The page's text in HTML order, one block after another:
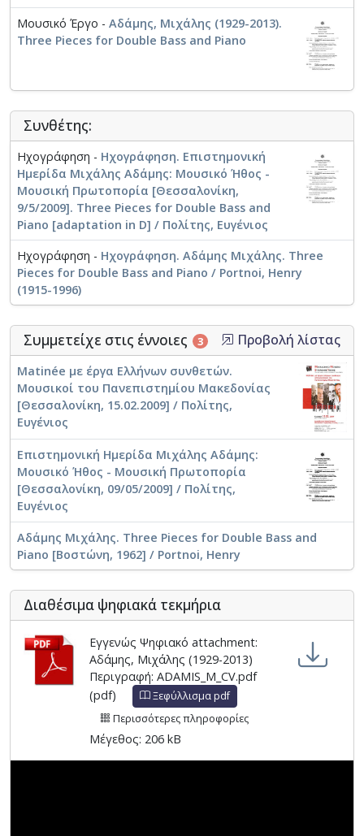
Μουσικό Έργο - Αδάμης, Μιχάλης (1929-2013).
Three Pieces for Double Bass and Piano
Συνθέτης:
Ηχογράφηση - Ηχογράφηση. Επιστημονική
Ημερίδα Μιχάλης Αδάμης: Μουσικό Ήθος -
Μουσική Πρωτοπορία [Θεσσαλονίκη,
9/5/2009]. Three Pieces for Double Bass and
Piano [adaptation in D] / Πολίτης, Ευγένιος
Ηχογράφηση - Ηχογράφηση. Αδάμης Μιχάλης. Three
Pieces for Double Bass and Piano / Portnoi, Henry
(1915-1996)
Συμμετείχε στις έννοιες 3 Προβολή λίστας
Matinée με έργα Ελλήνων συνθετών.
Μουσικοί του Πανεπιστημίου Μακεδονίας
[Θεσσαλονίκη, 15.02.2009] / Πολίτης,
Ευγένιος
Επιστημονική Ημερίδα Μιχάλης Αδάμης:
Μουσικό Ήθος - Μουσική Πρωτοπορία
[Θεσσαλονίκη, 09/05/2009] / Πολίτης,
Ευγένιος
Αδάμης Μιχάλης. Three Pieces for Double Bass and
Piano [Βοστώνη, 1962] / Portnoi, Henry
Διαθέσιμα ψηφιακά τεκμήρια
Εγγενώς Ψηφιακό attachment:
Αδάμης, Μιχάλης (1929-2013)
Περιγραφή: ADAMIS_M_CV.pdf
(pdf)
Ξεφύλλισμα pdf
Περισσότερες πληροφορίες
Μέγεθος: 206 kB